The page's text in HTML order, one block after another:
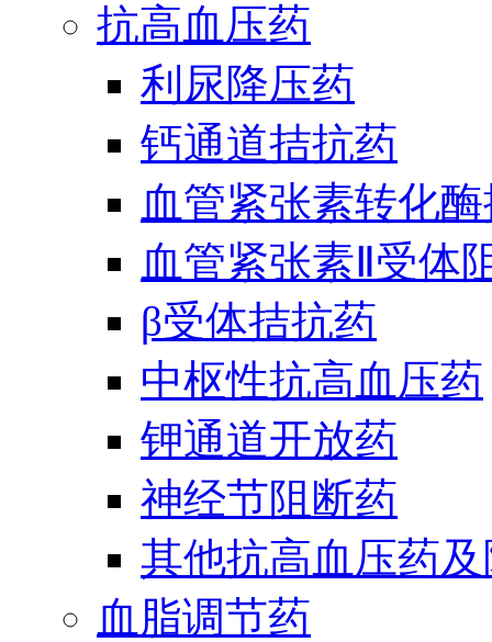
抗高血压药
利尿降压药
钙通道拮抗药
血管紧张素转化
血管紧张素Ⅱ受体
β受体拮抗药
中枢性抗高血压药
钾通道开放药
神经节阻断药
其他抗高血压药
血脂调节药